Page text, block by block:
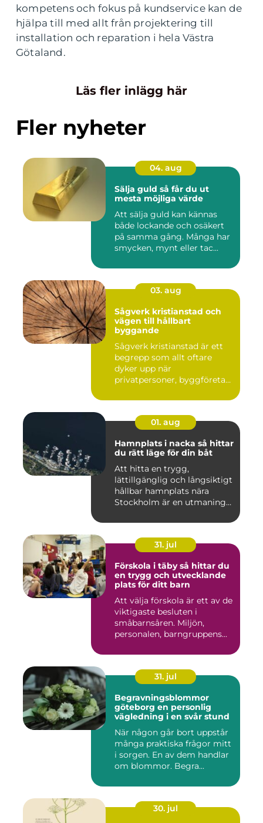
kompetens och fokus på kundservice kan de
hjälpa till med allt från projektering till
installation och reparation i hela Västra
Götaland.
Läs fler inlägg här
Fler nyheter
04. aug
Sälja guld så får du ut
mesta möjliga värde
Att sälja guld kan kännas
både lockande och osäkert
på samma gång. Många har
smycken, mynt eller tac...
03. aug
Sågverk kristianstad och
vägen till hållbart
byggande
Sågverk kristianstad är ett
begrepp som allt oftare
dyker upp när
privatpersoner, byggföretag
01. aug
Hamnplats i nacka så hittar
du rätt läge för din båt
Att hitta en trygg,
lättillgänglig och långsiktigt
hållbar hamnplats nära
Stockholm är en utmaning
31. jul
Förskola i täby så hittar du
en trygg och utvecklande
plats för ditt barn
Att välja förskola är ett av de
viktigaste besluten i
småbarnsåren. Miljön,
personalen, barngruppens...
31. jul
Begravningsblommor
göteborg en personlig
vägledning i en svår stund
När någon går bort uppstår
många praktiska frågor mitt
i sorgen. En av dem handlar
om blommor. Begra...
30. jul